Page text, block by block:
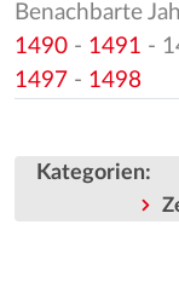
Benachbarte
1490 - 1491 -
1497 - 1498
Kategorien: